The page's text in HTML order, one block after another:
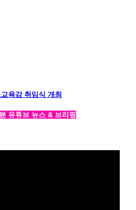
육감 취임식 개최
유튜브 뉴스 & 브리핑